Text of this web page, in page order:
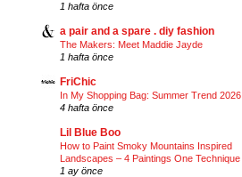
1 hafta önce
a pair and a spare . diy fashion
The Makers: Meet Maddie Jayde
1 hafta önce
FriChic
In My Shopping Bag: Summer Trend 2026
4 hafta önce
Lil Blue Boo
How to Paint Smoky Mountains Inspired
Landscapes – 4 Paintings One Technique
1 ay önce